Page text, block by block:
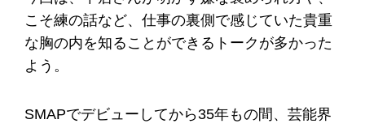
こそ練の話など、仕事の裏側で感じていた貴重
な胸の内を知ることができるトークが多かった
よう。
SMAPでデビューしてから35年もの間、芸能界